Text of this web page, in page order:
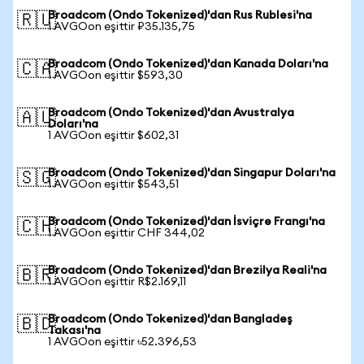
🇷🇺Broadcom (Ondo Tokenized)'dan Rus Rublesi'na
1 AVGOon eşittir ₽35.135,75
🇨🇦Broadcom (Ondo Tokenized)'dan Kanada Doları'na
1 AVGOon eşittir $593,30
🇦🇺Broadcom (Ondo Tokenized)'dan Avustralya
Doları'na
1 AVGOon eşittir $602,31
🇸🇬Broadcom (Ondo Tokenized)'dan Singapur Doları'na
1 AVGOon eşittir $543,51
🇨🇭Broadcom (Ondo Tokenized)'dan İsviçre Frangı'na
1 AVGOon eşittir CHF 344,02
🇧🇷Broadcom (Ondo Tokenized)'dan Brezilya Reali'na
1 AVGOon eşittir R$2.169,11
🇧🇩Broadcom (Ondo Tokenized)'dan Bangladeş
Takası'na
1 AVGOon eşittir ৳52.396,53